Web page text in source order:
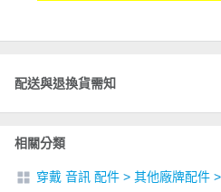
配送與退換貨需知
相關分類
穿戴 音訊 配件 > 其他廠牌配件 >